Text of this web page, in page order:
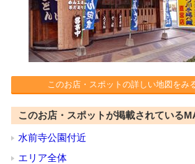
このお店・スポットの詳しい地図をみ
このお店・スポットが掲載されている
水前寺公園付近
エリア全体